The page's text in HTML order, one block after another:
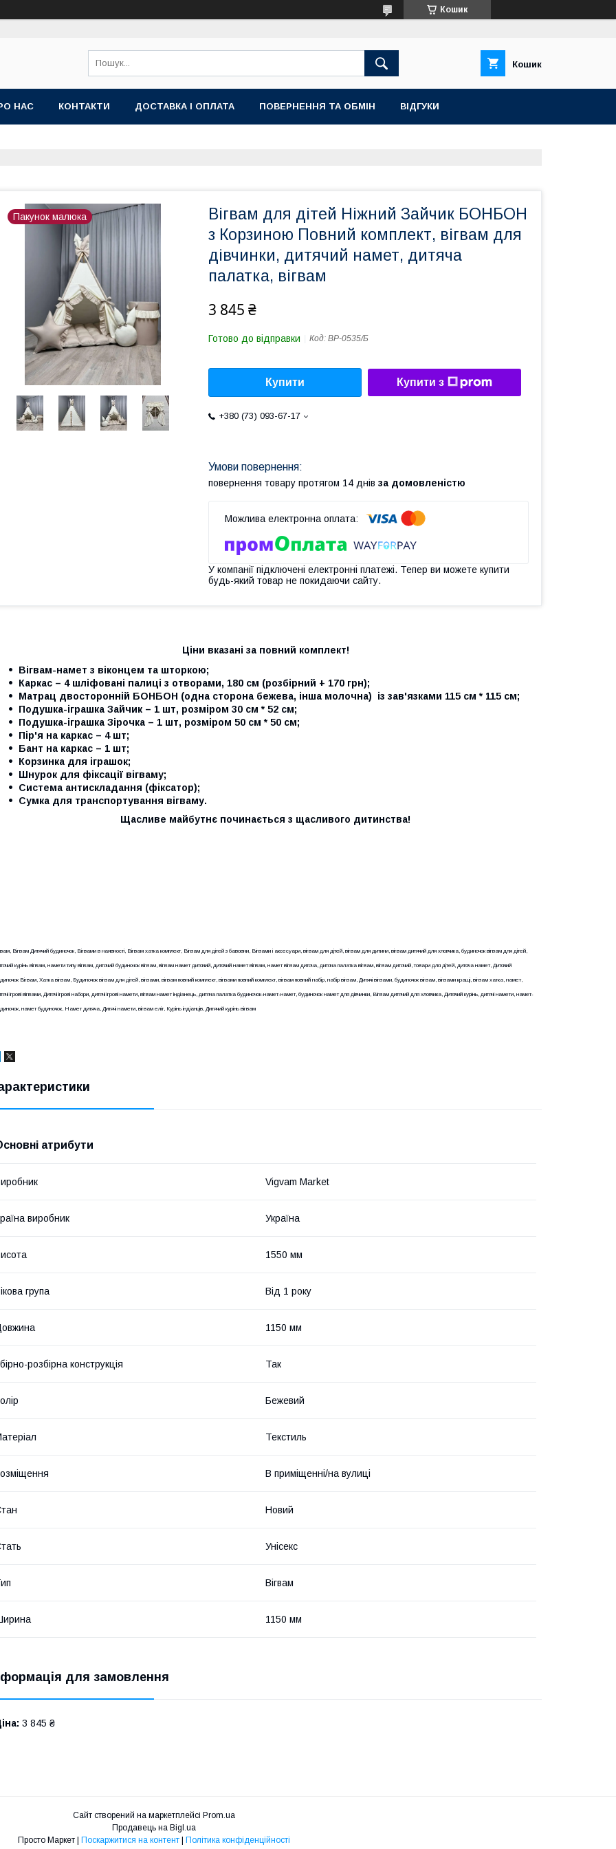
Кошик
Кошик
НАС КОНТАКТИ ДОСТАВКА І ОПЛАТА ПОВЕРНЕННЯ ТА ОБМІН ВІДГУКИ
Пакунок малюка
Вігвам для дітей Ніжний Зайчик БОНБОН
з Корзиною Повний комплект, вігвам для
дівчинки, дитячий намет, дитяча
палатка, вігвам
3 845 ₴
Готово до відправки Код: ВР-0535/Б
Купити Купити з
+380 (73) 093-67-17
повернення товару протягом 14 днів за домовленістю
У компанії підключені електронні платежі. Тепер ви можете купити
будь-який товар не покидаючи сайту.
Ціни вказані за повний комплект!
Вігвам-намет з віконцем та шторкою;
Каркас – 4 шліфовані палиці з отворами, 180 см (розбірний + 170 грн);
Матрац двосторонній БОНБОН (одна сторона бежева, інша молочна) із зав'язками 115 см * 115 см;
Подушка-іграшка Зайчик – 1 шт, розміром 30 см * 52 см;
Подушка-іграшка Зірочка – 1 шт, розміром 50 см * 50 см;
Пір'я на каркас – 4 шт;
Бант на каркас – 1 шт;
Корзинка для іграшок;
Шнурок для фіксації вігваму;
Система антискладання (фіксатор);
Сумка для транспортування вігваму.
Щасливе майбутнє починається з щасливого дитинства!
Вігвам Дитячий будиночок, Вігвами в наявності, Вігвам хатка комплект, Вігвам для дітей з бавовни, Вігвами і аксесуари, вігвам для дітей, вігвам для дитини, вігвам дитячий для хлопчика, будиночок вігвам для дітей,
курінь вігвам, намети типу вігвам, дитячий будиночок вігвам, вігвам намет дитячий, дитячий намет вігвам, намет вігвам дитяча, дитяча палатка вігвам, вігвам дитячий, товари для дітей, дитяча намет, Дитячий
Вігвам, Хатка вігвам, Будиночок вігвам для дітей, вігвами, вігвам повний комплект, вігвами повний комплект, вігвам повний набір, набір вігвам, Дитячі вігвами, будиночок вігвам, вігвами кращі, вігвам хатка, намет,
ігрові вігвами, Дитячі ігрові набори, дитячі ігрові намети, вігвам намет індіанець, дитяча палатка будиночок-намет-намет, будиночок намет для дівчинки, Вігвам дитячий для хлопчика, Дитячий курінь, дитячі намети, намет-
намет будиночок, Намет дитяча, Дитячі намети, вігвам еліт, Курінь індіанців, Дитячий курінь вігвам
атрибути
Vigvam Market
виробник Україна
1550 мм
група Від 1 року
1150 мм
розбірна конструкція Так
Бежевий
Текстиль
В приміщенні/на вулиці
Новий
Унісекс
Вігвам
1150 мм
для замовлення
3 845 ₴
Сайт створений на маркетплейсі Prom.ua
Продавець на Bigl.ua
Просто Маркет | Поскаржитися на контент | Політика конфіденційності